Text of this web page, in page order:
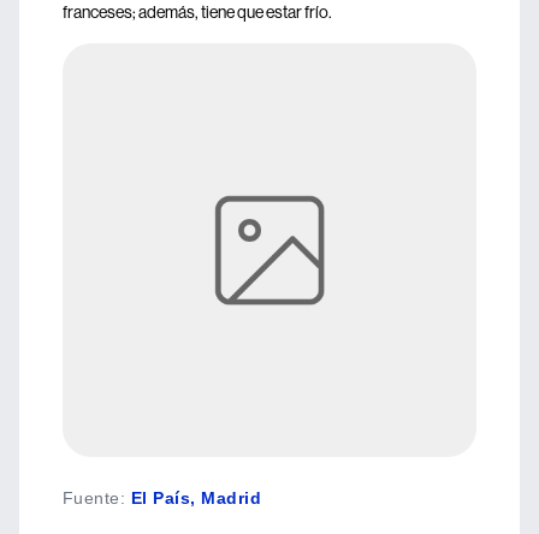
franceses; además, tiene que estar frío.
Fuente: El País, Madrid